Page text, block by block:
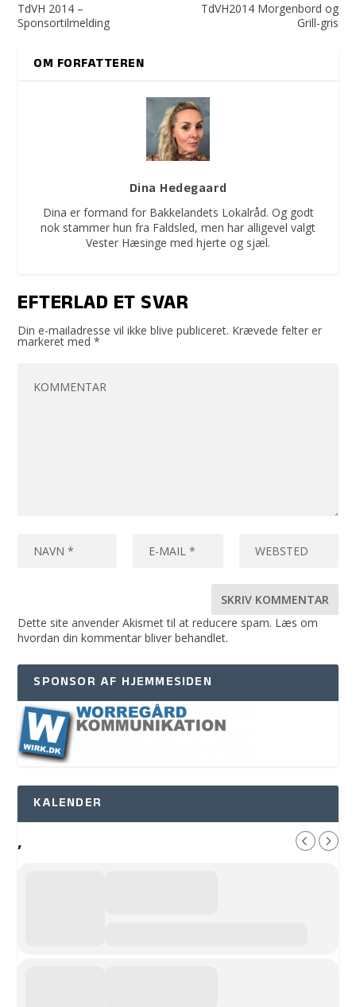
TdVH 2014 –
Sponsortilmelding
TdVH2014 Morgenbord og
Grill-gris
OM FORFATTEREN
Dina Hedegaard
Dina er formand for Bakkelandets Lokalråd. Og godt
nok stammer hun fra Faldsled, men har alligevel valgt
Vester Hæsinge med hjerte og sjæl.
EFTERLAD ET SVAR
Din e-mailadresse vil ikke blive publiceret. Krævede felter er
markeret med*
Dette site anvender Akismet til at reducere spam. Læs om
hvordan din kommentar bliver behandlet.
SPONSOR AF HJEMMESIDEN
KALENDER
,